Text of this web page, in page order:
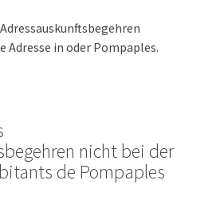
Adresse in oder Pompaples.
nicht bei der
de Pompaples